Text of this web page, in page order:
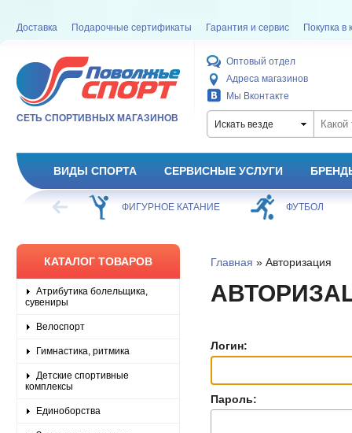
Доставка Подарочные сертификаты Гарантия и сервис Покупка в
СЕТЬ СПОРТИВНЫХ МАГАЗИНОВ
Оптовый отдел
Адреса магазинов
Мы Вконтакте
Искать везде
ВИДЫ СПОРТА СЕРВИСНЫЕ УСЛУГИ
ХОККЕЙ ФИГУРНОЕ КАТАНИЕ ФУТБОЛ
КАТАЛОГ ТОВАРОВ
Атрибутика болельщика,
сувениры
Велоспорт
Гимнастика, ритмика
Детские спортивные
комплексы
Единоборства
Главная » Авторизация
Логин:
Пароль: